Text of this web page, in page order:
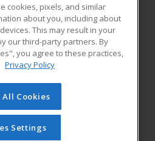
RESOURCES
Student Blog
of Cengage Learning. All rights
this site cannot be reproduced or
have obtained prior written
cookies, pixels, and similar
about you, including about
This may result in your
our third-party partners. By
you agree to these practices,
Privacy Policy
All Cookies
Settings